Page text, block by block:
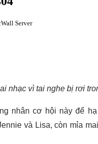
nhạc vì tai nghe bị rơi
nhân cơ hội này để
và Lisa, còn mỉa